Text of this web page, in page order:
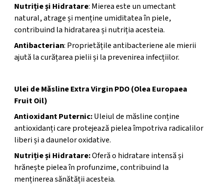
Nutriție și Hidratare: Mierea este un umectant
natural, atrage și menține umiditatea în piele,
contribuind la hidratarea și nutriția acesteia.
Antibacterian: Proprietățile antibacteriene ale mierii
ajută la curățarea pielii și la prevenirea infecțiilor.
Ulei de Măsline Extra Virgin PDO (Olea Europaea
Fruit Oil)
Antioxidant Puternic:Uleiul de măsline conține
antioxidanți care protejează pielea împotriva radicalilor
liberi și a daunelor oxidative.
Nutriție și Hidratare:Oferă o hidratare intensă și
hrănește pielea în profunzime, contribuind la
menținerea sănătății acesteia.